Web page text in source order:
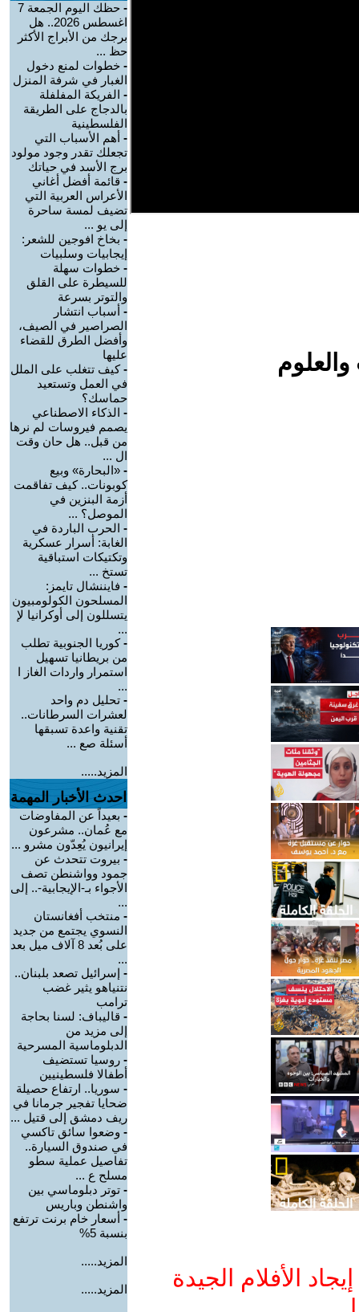
الأفلام الجيدة
-
حظك اليوم الجمعة 7
اغسطس 2026.. هل
برجك من الأبراج الأكثر
حظ ...
- خطوات لمنع دخول
الغبار في شرفة المنزل
- الفريكة المفلفلة
بالدجاج على الطريقة
الفلسطينية
- أهم الأسباب التي
تجعلك تقدر وجود مولود
برج الأسد في حياتك
- قائمة أفضل أغاني
الأعراس العربية التي
تضيف لمسة ساحرة
إلى يو ...
- بخاخ افوجين للشعر:
إيجابيات وسلبيات
- خطوات سهلة
للسيطرة على القلق
والتوتر بسرعة
- أسباب انتشار
الصراصير في الصيف،
وأفضل الطرق للقضاء
عليها
-كيف تتغلب على الملل
في العمل وتستعيد
حماسك؟
- الذكاء الاصطناعي
يصمم فيروسات لم نرها
من قبل.. هل حان وقت
ال ...
- «البحارة» وبيع
كوبونات.. كيف تفاقمت
أزمة البنزين في
الموصل؟ ...
- الحرب الباردة في
الغابة: أسرار عسكرية
وتكتيكات استباقية
تستخ ...
- فايننشال تايمز:
المسلحون الكولومبيون
يتسللون إلى أوكرانيا لإ
...
-كوريا الجنوبية تطلب
من بريطانيا تسهيل
استمرار واردات الغاز ا
...
- تحليل دم واحد
لعشرات السرطانات..
تقنية واعدة تسبقها
أسئلة صع ...
المزيد.....
احدث الأخبار المهمة
- بعيداً عن المفاوضات
مع عُمان.. مشرعون
إيرانيون يُعِدّون مشرو ...
- بيروت تتحدث عن
جمود وواشنطن تصف
الأجواء بـ-الإيجابية-.. إلى
...
- منتخب أفغانستان
النسوي يجتمع من جديد
على بُعد 8 آلاف ميل بعد
...
- إسرائيل تصعد بلبنان..
نتنياهو يثير غضب
ترامب
- قاليباف: لسنا بحاجة
إلى مزيد من
الدبلوماسية المسرحية
- روسيا تستضيف
أطفالا فلسطينيين
- سوريا.. ارتفاع حصيلة
ضحايا تفجير جرمانا في
ريف دمشق إلى قتيل ...
- وضعوا سائق تاكسي
في صندوق السيارة..
تفاصيل عملية سطو
مسلح ع ...
- توتر دبلوماسي بين
واشنطن وباريس
- أسعار خام برنت ترتفع
بنسبة 5%
المزيد.....
المزيد.....